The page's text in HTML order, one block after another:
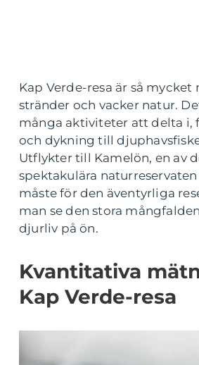
Kap Verde-resa är så mycket
stränder och vacker natur.
många aktiviteter att delta i,
och dykning till
Utflykter till Kamelön, en av
spektakulära
måste för den äventyrliga
man se den stora
djurliv på ön.
Kvantitativa
Kap Verde-resa